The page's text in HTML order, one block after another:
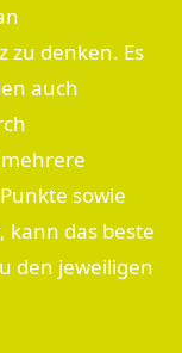
zu denken. Es
auch
sowie
kann das beste
den jeweiligen